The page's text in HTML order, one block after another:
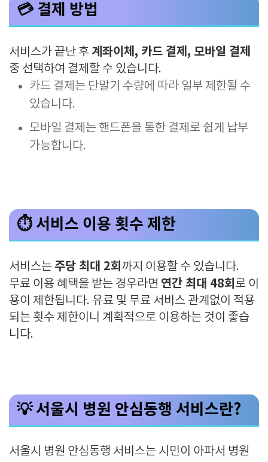
💳 결제 방법
서비스가 끝난 후 계좌이체, 카드 결제, 모바일 결제
중 선택하여 결제할 수 있습니다.
카드 결제는 단말기 수량에 따라 일부 제한될 수
있습니다.
모바일 결제는 핸드폰을 통한 결제로 쉽게 납부
가능합니다.
⏱ 서비스 이용 횟수 제한
서비스는 주당 최대 2회 까지 이용할 수 있습니다.
무료 이용 혜택을 받는 경우라면 연간 최대 48회 로 이
용이 제한됩니다. 유료 및 무료 서비스 관계없이 적용
되는 횟수 제한이니 계획적으로 이용하는 것이 좋습
니다.
💡 서울시 병원 안심동행 서비스란?
서울시 병원 안심동행 서비스는 시민이 아파서 병원